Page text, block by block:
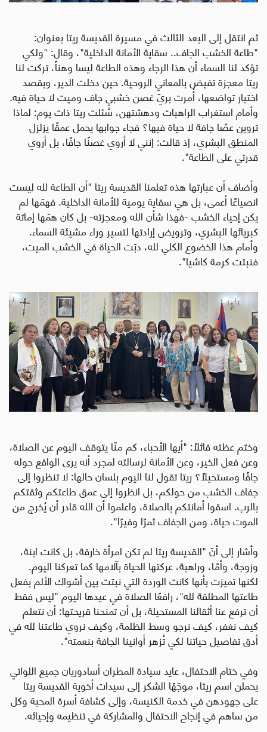
ثم انتقل إلى البعد الثالث في مسيرة القديسة ريتا بعنوان:
"طاعة الخشب الجاف.. سقاية الأمانة الداخلية"، وقال: "ولكي
تؤكد لنا السماء أن هذا الرجاء وهذه الطاعة ليسا وهناً، تركت لنا
ريتا معجزة تفيض بالمعاني الروحية. حين دخلت الدير، وبقصد
اختبار تواضعها، أُمرت بريّ غصن خشبي جاف وميت لا حياة فيه.
وأمام استغراب الراهبات ودهشتهن، سُئلت ريتا ذات يوم: لماذا
تروين عصًا جافة لا حياة فيها؟ فجاء جوابها يحمل عمقًا يزلزل
المنطق البشري، إذ قالت: إنني لا أروي غصنًا جافًا، بل أروي
قدرتي على الطاعة".
وأضاف أن عبارتها هذه تعلمنا القديسة ريتا "أن الطاعة لله ليست
انصياعًا أعمى، بل هي سقاية يومية للأمانة الداخلية. فهمّها لم
يكن إحياء الخشب -فهذا شأن الله ومعجزته- بل كان همّها إماتة
كبريائها البشري، وترويض إرادتها لتسير وراء مشيئة السماء.
وأمام هذا الخضوع الكلي لله، دبّت الحياة في الخشب الميت،
فنبتت كرمة كاشيا".
وختم عظته قائلاً: "أيها الأحباء، كم منّا يتوقف اليوم عن الصلاة،
وعن فعل الخير، وعن الأمانة لرسالته لمجرد أنه يرى الواقع حوله
جافًا ومستحيلاً؟ ريتا تقول لنا اليوم بلسان حالها: لا تنظروا إلى
جفاف الخشب من حولكم، بل انظروا إلى عمق طاعتكم وثقتكم
بالرب. اسقوا أمانتكم بالصلاة، واعلموا أن الله قادر أن يُخرج من
الموت حياة، ومن الجفاف ثمرًا وفيرًا".
وأشار إلى أنّ "القديسة ريتا لم تكن امرأة خارقة، بل كانت ابنة،
وزوجة، وأمًا، وراهبة، عركتها الحياة بآلامها كما تعركنا اليوم.
لكنها تميزت بأنها كانت الوردة التي نبتت بين أشواك الألم بفعل
طاعتها المطلقة لله"، رافعًا الصلاة في عيدها اليوم "ليس فقط
أن ترفع عنا أثقالنا المستحيلة، بل أن تمنحنا قريحتها: أن نتعلم
كيف نغفر، كيف نرجو وسط الظلمة، وكيف نروي طاعتنا لله في
أدق تفاصيل حياتنا لكي تُزهر أوانينا الجافة بنعمته".
وفي ختام الاحتفال، عايد سيادة المطران أسادوريان جميع اللواتي
يحملن اسم ريتا، موجّهًا الشكر إلى سيدات أخوية القديسة ريتا
على جهودهن في خدمة الكنيسة، وإلى كشافة أسرة المحبة وكل
من ساهم في إنجاح الاحتفال والمشاركة في تنظيمه وإحيائه.